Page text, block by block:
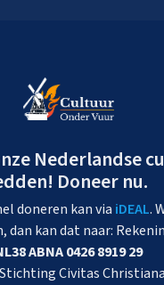
Nederlandse
Doneer nu.
doneren kan via iDEAL.
dan kan dat naar:
ABNA 0426 8919 29
Stichting Civitas Christiana